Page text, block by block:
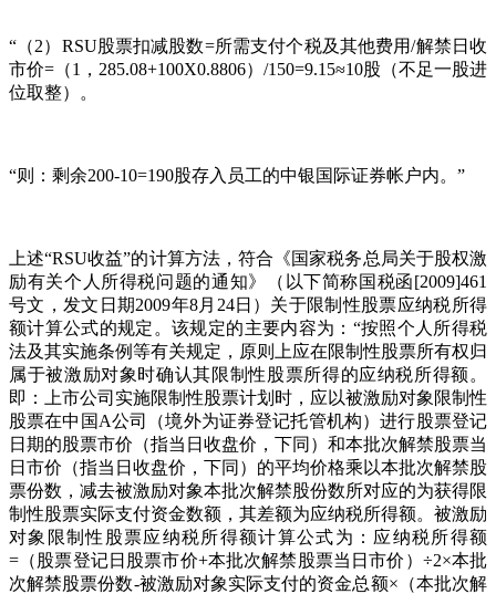
“（2）RSU股票扣减股数=所需支付个税及其他费用/解禁日收
市价=（1，285.08+100X0.8806）/150=9.15≈10股（不足一股进
位取整）。
“则：剩余200-10=190股存入员工的中银国际证券帐户内。”
上述“RSU收益”的计算方法，符合《国家税务总局关于股权激
励有关个人所得税问题的通知》（以下简称国税函[2009]461
号文，发文日期2009年8月24日）关于限制性股票应纳税所得
额计算公式的规定。该规定的主要内容为：“按照个人所得税
法及其实施条例等有关规定，原则上应在限制性股票所有权归
属于被激励对象时确认其限制性股票所得的应纳税所得额。
即：上市公司实施限制性股票计划时，应以被激励对象限制性
股票在中国A公司（境外为证券登记托管机构）进行股票登记
日期的股票市价（指当日收盘价，下同）和本批次解禁股票当
日市价（指当日收盘价，下同）的平均价格乘以本批次解禁股
票份数，减去被激励对象本批次解禁股份数所对应的为获得限
制性股票实际支付资金数额，其差额为应纳税所得额。被激励
对象限制性股票应纳税所得额计算公式为：应纳税所得额
=（股票登记日股票市价+本批次解禁股票当日市价）÷2×本批
次解禁股票份数-被激励对象实际支付的资金总额×（本批次解